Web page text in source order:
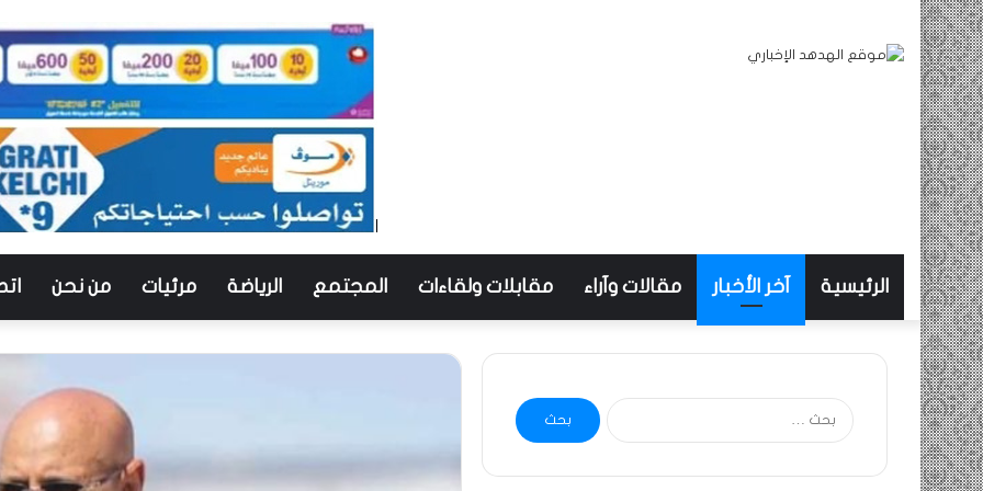
الرئيسية آخر الأخبار مقالات وآراء مقابلات ولقاءات المجتمع الرياضة مرئيات من نحن
البحث
عن: